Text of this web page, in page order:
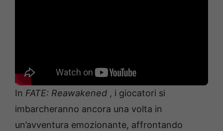
In FATE: Reawakened , i giocatori si
imbarcheranno ancora una volta in
un’avventura emozionante, affrontando